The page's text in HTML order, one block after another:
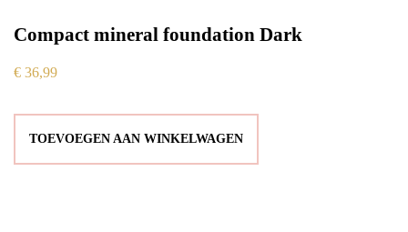
Compact mineral foundation Dark
€ 36,99
TOEVOEGEN AAN WINKELWAGEN